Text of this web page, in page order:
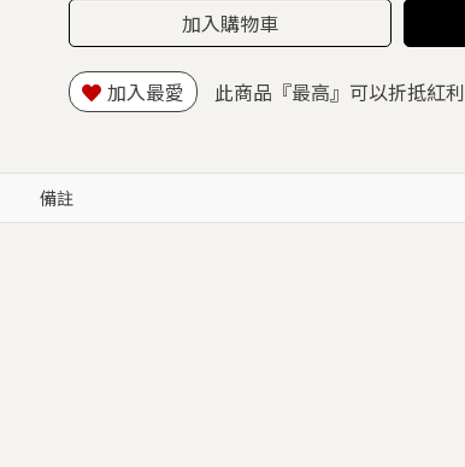
加入購物車
加入最愛 此商品『最高』可以折抵紅利
備註